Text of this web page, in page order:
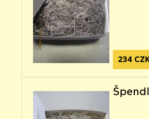
234